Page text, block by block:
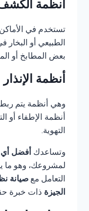
أنظمة الكشف
تستخدم في
الطبيعي أو البخار
بعض المطابخ أو
أنظمة الإنذار
وهي أنظمة يتم
أنظمة الإطفاء أو
التهوية.
وتساعدك أفضل أي
لمشروعك، وهو ما
التعامل مع
الجيزة ذات خبرة